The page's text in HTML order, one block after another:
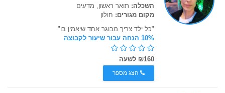
השכלה: תואר ראשון, מדעים
מקום מגורים: חולון
"כל ילד צריך מבוגר אחד שיאמין בו"
10% הנחה עבור שיעור לקבוצה
₪160 לשעה
הצג מספר